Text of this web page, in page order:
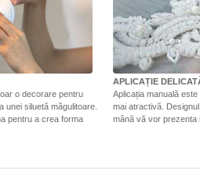
o decorare pentru
unei siluetă măgulitoare.
pentru a crea forma
APLICAȚIE
Aplicația manuală
mai atractivă.
mână vă vor prezenta